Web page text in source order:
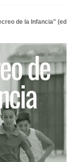
de la Infancia" (ed